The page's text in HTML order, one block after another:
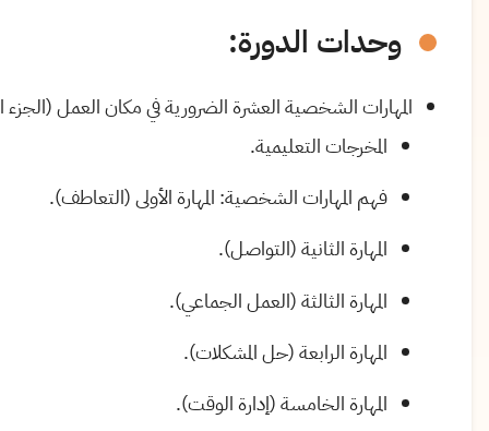
وحدات الدورة:
المهارات الشخصية العشرة الضرورية في مكان العمل (الجزء
المخرجات التعليمية.
فهم المهارات الشخصية: المهارة الأولى (التعاطف).
المهارة الثانية (التواصل).
المهارة الثالثة (العمل الجماعي).
المهارة الرابعة (حل المشكلات).
المهارة الخامسة (إدارة الوقت).